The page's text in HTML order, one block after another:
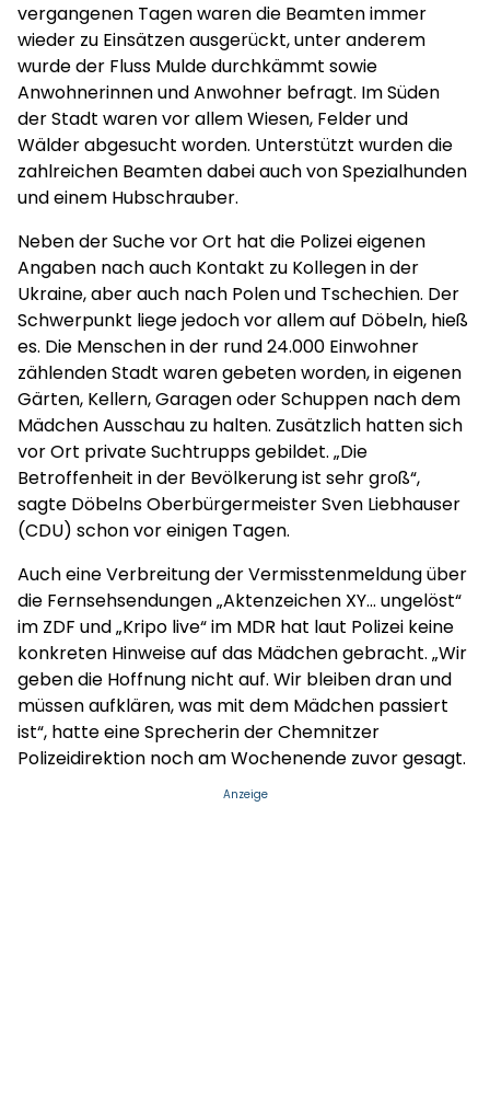
vergangenen Tagen waren die Beamten immer
wieder zu Einsätzen ausgerückt, unter anderem
wurde der Fluss Mulde durchkämmt sowie
Anwohnerinnen und Anwohner befragt. Im Süden
der Stadt waren vor allem Wiesen, Felder und
Wälder abgesucht worden. Unterstützt wurden die
zahlreichen Beamten dabei auch von Spezialhunden
und einem Hubschrauber.
Neben der Suche vor Ort hat die Polizei eigenen
Angaben nach auch Kontakt zu Kollegen in der
Ukraine, aber auch nach Polen und Tschechien. Der
Schwerpunkt liege jedoch vor allem auf Döbeln, hieß
es. Die Menschen in der rund 24.000 Einwohner
zählenden Stadt waren gebeten worden, in eigenen
Gärten, Kellern, Garagen oder Schuppen nach dem
Mädchen Ausschau zu halten. Zusätzlich hatten sich
vor Ort private Suchtrupps gebildet. „Die
Betroffenheit in der Bevölkerung ist sehr groß“,
sagte Döbelns Oberbürgermeister Sven Liebhauser
(CDU) schon vor einigen Tagen.
Auch eine Verbreitung der Vermisstenmeldung über
die Fernsehsendungen „Aktenzeichen XY... ungelöst“
im ZDF und „Kripo live“ im MDR hat laut Polizei keine
konkreten Hinweise auf das Mädchen gebracht. „Wir
geben die Hoffnung nicht auf. Wir bleiben dran und
müssen aufklären, was mit dem Mädchen passiert
ist“, hatte eine Sprecherin der Chemnitzer
Polizeidirektion noch am Wochenende zuvor gesagt.
Anzeige